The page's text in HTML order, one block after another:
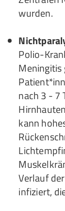
wurden.
Polio-
Meningitis
nach 3 - 7
kann
Verlauf
infiziert,